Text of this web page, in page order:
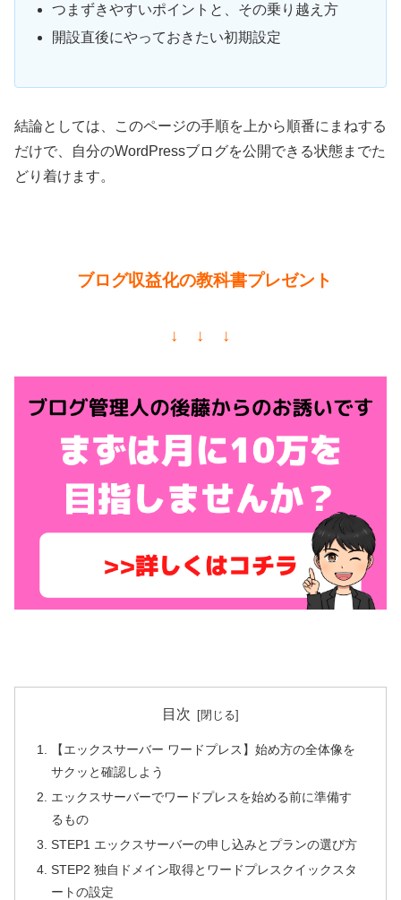
つまずきやすいポイントと、その乗り越え方
開設直後にやっておきたい初期設定
結論としては、このページの手順を上から順番にまねする
だけで、自分のWordPressブログを公開できる状態までた
どり着けます。
ブログ収益化の教科書プレゼント
↓ ↓ ↓
目次
【エックスサーバー ワードプレス】始め方の全体像を
サクッと確認しよう
エックスサーバーでワードプレスを始める前に準備す
るもの
STEP1 エックスサーバーの申し込みとプランの選び方
STEP2 独自ドメイン取得とワードプレスクイックスタ
ートの設定